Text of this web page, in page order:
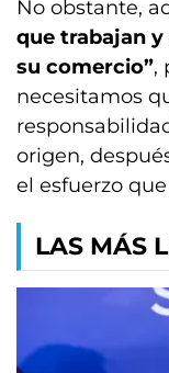
No obstante,
que trabajan
su comercio”,
necesitamos
origen,
el esfuerzo
LAS MÁS